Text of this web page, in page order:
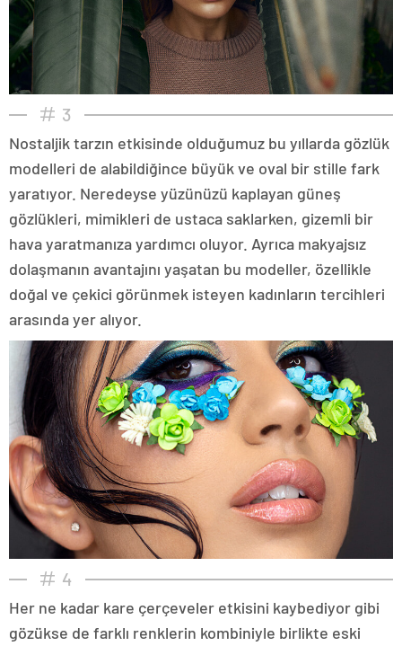
3
Nostaljik tarzın etkisinde olduğumuz bu yıllarda gözlük
modelleri de alabildiğince büyük ve oval bir stille fark
yaratıyor. Neredeyse yüzünüzü kaplayan güneş
gözlükleri, mimikleri de ustaca saklarken, gizemli bir
hava yaratmanıza yardımcı oluyor. Ayrıca makyajsız
dolaşmanın avantajını yaşatan bu modeller, özellikle
doğal ve çekici görünmek isteyen kadınların tercihleri
arasında yer alıyor.
4
Her ne kadar kare çerçeveler etkisini kaybediyor gibi
gözükse de farklı renklerin kombiniyle birlikte eski